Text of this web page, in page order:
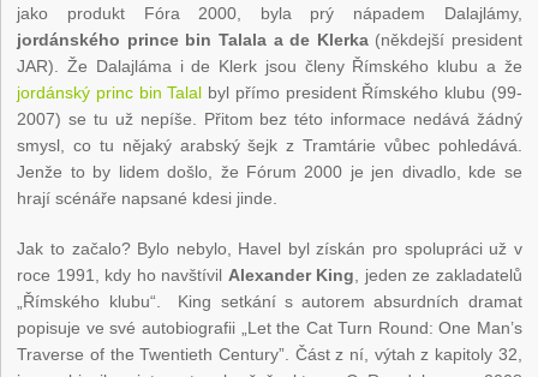
jako produkt Fóra 2000, byla prý nápadem Dalajlámy,
jordánského prince bin Talala a de Klerka(někdejší president
JAR). Že Dalajláma i de Klerk jsou členy Římského klubu a že
jordánský princ bin Talal byl přímo president Římského klubu (99-
2007) se tu už nepíše. Přitom bez této informace nedává žádný
smysl, co tu nějaký arabský šejk z Tramtárie vůbec pohledává.
Jenže to by lidem došlo, že Fórum 2000 je jen divadlo, kde se
hrají scénáře napsané kdesi jinde.
Jak to začalo? Bylo nebylo, Havel byl získán pro spolupráci už v
roce 1991, kdy ho navštívil Alexander King , jeden ze zakladatelů
„Římského klubu“. King setkání s autorem absurdních dramat
popisuje ve své autobiografii „Let the Cat Turn Round: One Man’s
Traverse of the Twentieth Century”. Část z ní, výtah z kapitoly 32,